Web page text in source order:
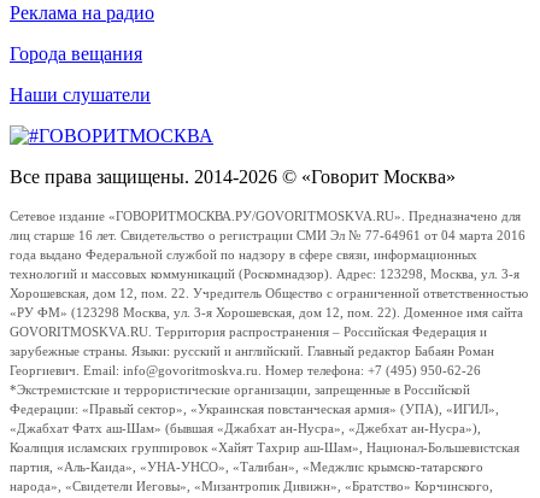
Реклама на радио
Города вещания
Наши слушатели
Все права защищены. 2014-2026 © «Говорит Москва»
Сетевое издание «ГОВОРИТМОСКВА.РУ/GOVORITMOSKVA.RU». Предназначено для
лиц старше 16 лет. Свидетельство о регистрации СМИ Эл № 77-64961 от 04 марта 2016
года выдано Федеральной службой по надзору в сфере связи, информационных
технологий и массовых коммуникаций (Роскомнадзор). Адрес: 123298, Москва, ул. 3-я
Хорошевская, дом 12, пом. 22. Учредитель Общество с ограниченной ответственностью
«РУ ФМ» (123298 Москва, ул. 3-я Хорошевская, дом 12, пом. 22). Доменное имя сайта
GOVORITMOSKVA.RU. Территория распространения – Российская Федерация и
зарубежные страны. Языки: русский и английский. Главный редактор Бабаян Роман
Георгиевич. Email: info@govoritmoskva.ru. Номер телефона: +7 (495) 950-62-26
*Экстремистские и террористические организации, запрещенные в Российской
Федерации: «Правый сектор», «Украинская повстанческая армия» (УПА), «ИГИЛ»,
«Джабхат Фатх аш-Шам» (бывшая «Джабхат ан-Нусра», «Джебхат ан-Нусра»),
Коалиция исламских группировок «Хайят Тахрир аш-Шам», Национал-Большевистская
партия, «Аль-Каида», «УНА-УНСО», «Талибан», «Меджлис крымско-татарского
народа», «Свидетели Иеговы», «Мизантропик Дивижн», «Братство» Корчинского,